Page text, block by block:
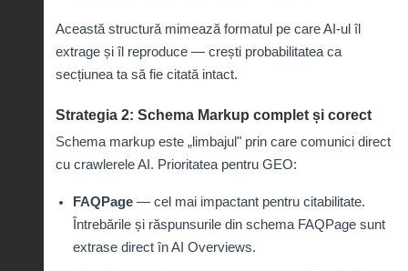
Această structură mimează formatul pe care AI-ul îl
extrage și îl reproduce — crești probabilitatea ca
secțiunea ta să fie citată intact.
Strategia 2: Schema Markup complet și corect
Schema markup este „limbajul" prin care comunici direct
cu crawlerele AI. Prioritatea pentru GEO:
FAQPage— cel mai impactant pentru citabilitate.
Întrebările și răspunsurile din schema FAQPage sunt
extrase direct în AI Overviews.